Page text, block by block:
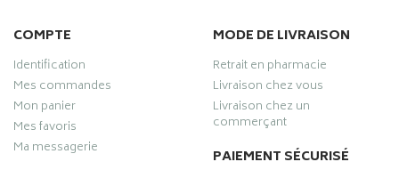
COMPTE
Identification
Mes commandes
Mon panier
Mes favoris
Ma messagerie
MODE DE LIVRAISON
Retrait en pharmacie
Livraison chez vous
Livraison chez un
commerçant
PAIEMENT SÉCURISÉ